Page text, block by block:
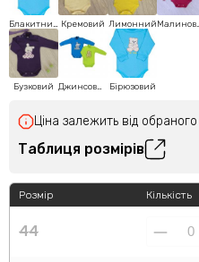
Блакитний Кремовий Лимонний
Бузковий Джинсовий Бірюзовий
Ціна залежить від обраного
Таблиця розмірів
Розмір
44
Кількість